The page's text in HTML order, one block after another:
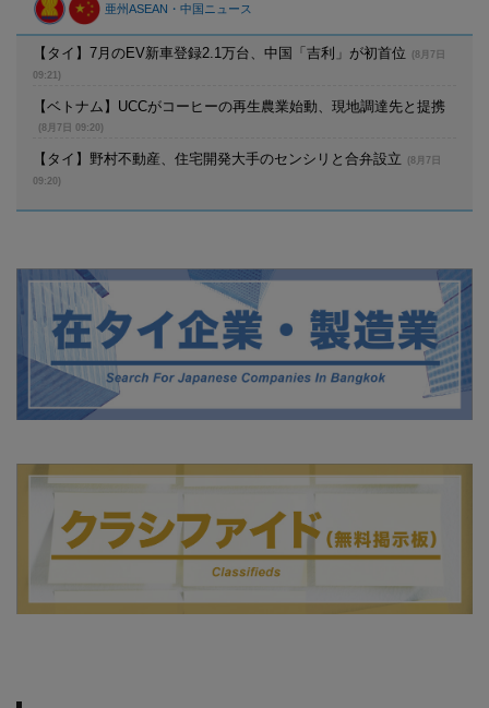
亜州ASEAN・中国ニュース
【タイ】7月のEV新車登録2.1万台、中国「吉利」が初首位
(8月7日
09:21)
【ベトナム】UCCがコーヒーの再生農業始動、現地調達先と提携
(8月7日 09:20)
【タイ】野村不動産、住宅開発大手のセンシリと合弁設立
(8月7日
09:20)